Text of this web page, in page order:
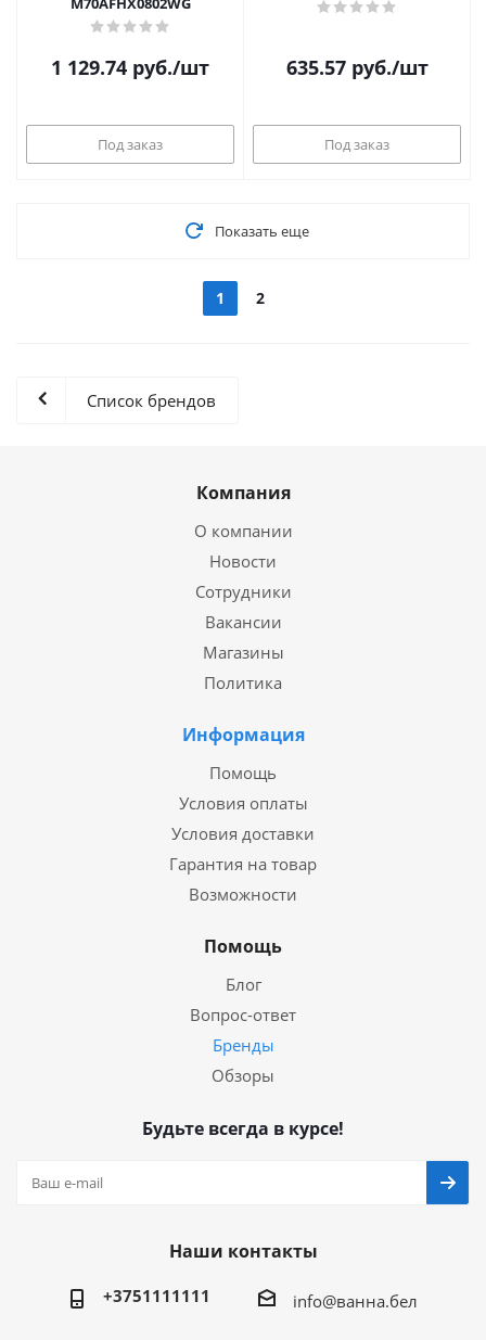
1 129.74 руб./шт
Под заказ
635.57руб./шт
Под заказ
Показать еще
1 2
Список брендов
Компания
О компании
Новости
Сотрудники
Вакансии
Магазины
Политика
Информация
Помощь
Условия оплаты
Условия доставки
Гарантия на товар
Возможности
Помощь
Блог
Вопрос-ответ
Бренды
Обзоры
Будьте всегда в курсе!
Наши контакты
+3751111111 info@ванна.бел